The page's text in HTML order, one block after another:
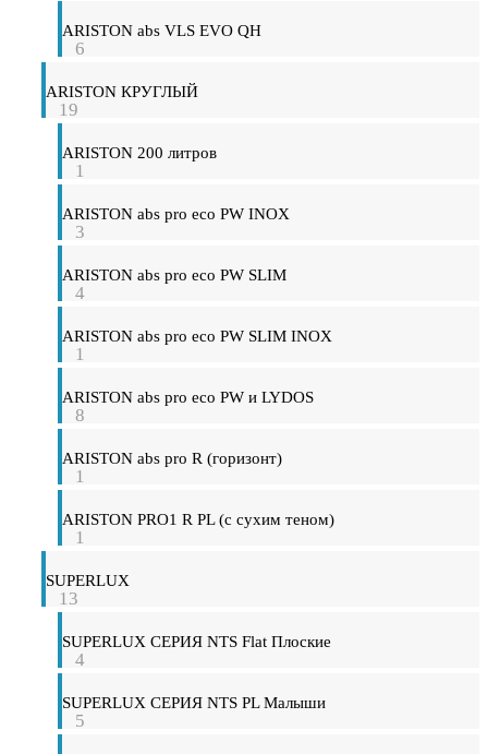
ARISTON abs VLS EVO QH
6
ARISTON КРУГЛЫЙ
19
ARISTON 200 литров
1
ARISTON abs pro eco PW INOX
3
ARISTON abs pro eco PW SLIM
4
ARISTON abs pro eco PW SLIM INOX
1
ARISTON abs pro eco PW и LYDOS
8
ARISTON abs pro R (горизонт)
1
ARISTON PRO1 R PL (с сухим теном)
1
SUPERLUX
13
SUPERLUX СЕРИЯ NTS Flat Плоские
4
SUPERLUX СЕРИЯ NTS PL Малыши
5